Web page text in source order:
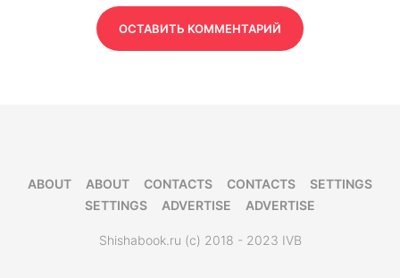
ОСТАВИТЬ КОММЕНТАРИЙ
ABOUT ABOUT CONTACTS CONTACTS
SETTINGS
SETTINGS
ADVERTISE ADVERTISE
Shishabook.ru (c) 2018 - 2023 IVB